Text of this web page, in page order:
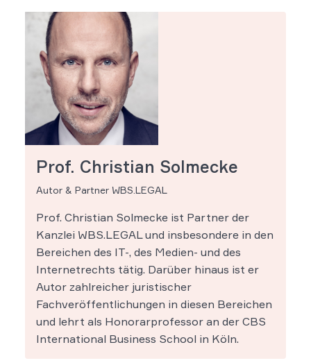
Prof. Christian Solmecke
Autor & Partner WBS.LEGAL
Prof. Christian Solmecke ist Partner der
Kanzlei WBS.LEGAL und insbesondere in den
Bereichen des IT-, des Medien- und des
Internetrechts tätig. Darüber hinaus ist er
Autor zahlreicher juristischer
Fachveröffentlichungen in diesen Bereichen
und lehrt als Honorarprofessor an der CBS
International Business School in Köln.